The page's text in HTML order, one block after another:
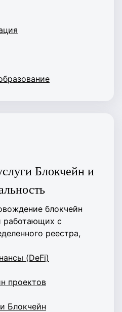
Блокчейн и
блокчейн
работающих с
реестра,
(DeFi)
проектов
Блокчейн